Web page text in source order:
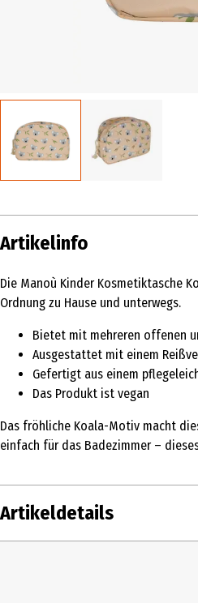
Artikelinfo
Die Manoù Kinder Kosmetiktasche
Ordnung zu Hause und unterwegs.
Bietet mit mehreren offenen
Ausgestattet mit einem
Gefertigt aus einem
Das Produkt ist vegan
Das fröhliche Koala-Motiv macht
einfach für das Badezimmer –
Artikeldetails